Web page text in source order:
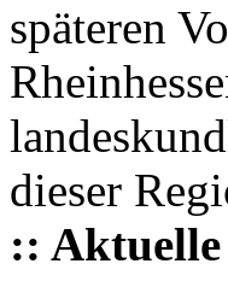
späteren
dieser
::